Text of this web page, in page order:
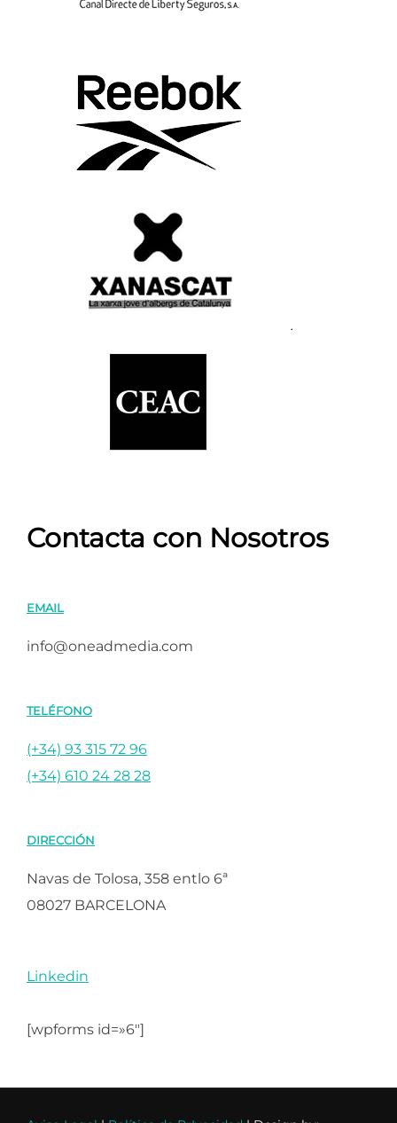
Contacta con Nosotros
EMAIL
info@oneadmedia.com
TELÉFONO
(+34) 93 315 72 96
(+34) 610 24 28 28
DIRECCIÓN
Navas de Tolosa, 358 entlo 6ª
08027 BARCELONA
Linkedin
[wpforms id=»6″]